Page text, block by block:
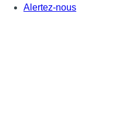
Alertez-nous